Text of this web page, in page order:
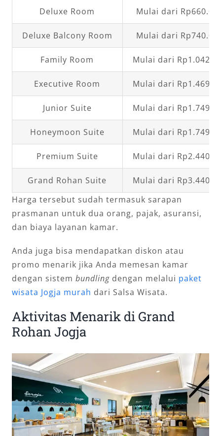
Deluxe Room Mulai dari
Deluxe Balcony Room Mulai dari
Family Room Mulai dari
Executive Room Mulai dari
Junior Suite Mulai dari
Honeymoon Suite Mulai dari
Premium Suite Mulai dari
Grand Rohan Suite
Mulai dari
Harga tersebut sudah termasuk sarapan
prasmanan untuk dua orang, pajak, asuransi,
dan biaya layanan kamar.
Anda juga bisa mendapatkan diskon atau
promo menarik jika Anda memesan kamar
dengan sistem bundlingdengan melalui paket
wisata Jogja murah dari Salsa Wisata.
Aktivitas Menarik di Grand
Rohan Jogja